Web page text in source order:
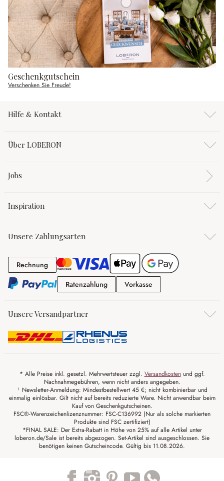
Geschenkgutschein
Verschenken Sie Freude!
Hilfe & Kontakt
Über LOBERON
Jobs
Inspiration
Unsere Zahlungsarten
RechnungRechnung
RatenzahlungRatenzahlung
Vorkasse
Unsere Versandpartner
* Alle Preise inkl. gesetzl. Mehrwertsteuer zzgl. Versandkostenund ggf.
Nachnahmegebühren, wenn nicht anders angegeben.
¹ Newsletter-Anmeldung: Mindestbestellwert 45 €; nicht kombinierbar und
einmalig einlösbar. Gilt nicht auf bereits reduzierte Ware. Nicht anwendbar beim
Kauf von Geschenkgutscheinen.
FSC®-Warenzeichenlizenznummer: FSC-C136992 (Nur als solche markierten
Produkte sind FSC zertifiziert)
*FINAL SALE: Der Extra-Rabatt in Höhe von 25% auf alle Artikel unter
loberon.de/Sale ist bereits abgezogen. Set-Artikel sind ausgeschlossen. Sie
benötigen keinen Gutscheincode. Gültig bis 11.08.2026.